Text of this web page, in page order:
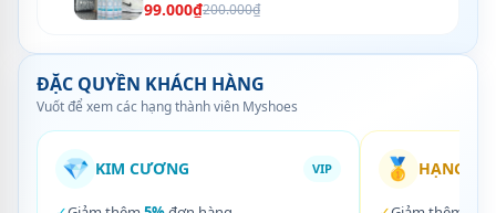
99.000₫200.000₫
ĐẶC QUYỀN KHÁCH HÀNG
Vuốt để xem các hạng thành viên Myshoes
💎 KIM CƯƠNG VIP 🥇 HẠNG